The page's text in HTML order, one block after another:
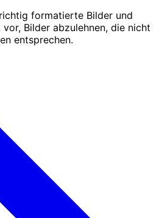
formatierte Bilder und
Bilder abzulehnen, die nicht
entsprechen.